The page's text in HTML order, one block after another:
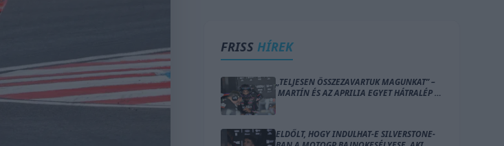
FRISS HÍREK
„TELJESEN ÖSSZEZAVARTUK MAGUNKAT” –
MARTÍN ÉS AZ APRILIA EGYET HÁTRALÉP A
HÉTVÉGÉRE
ELDŐLT, HOGY INDULHAT-E SILVERSTONE-